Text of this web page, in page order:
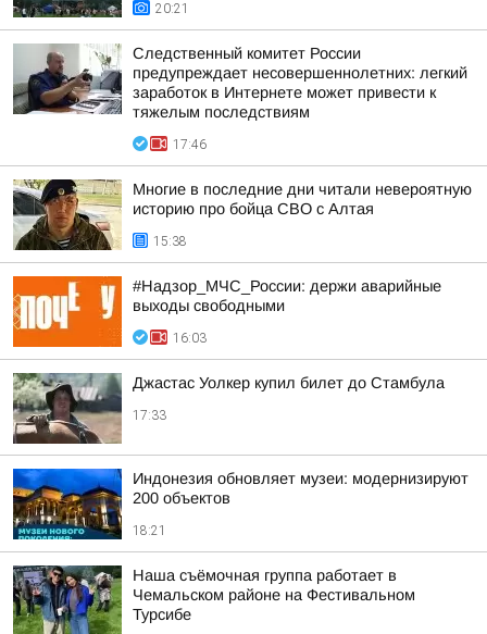
20:21
Следственный комитет России
предупреждает несовершеннолетних: легкий
заработок в Интернете может привести к
тяжелым последствиям
17:46
Многие в последние дни читали невероятную
историю про бойца СВО с Алтая
15:38
#Надзор_МЧС_России: держи аварийные
выходы свободными
16:03
Джастас Уолкер купил билет до Стамбула
17:33
Индонезия обновляет музеи: модернизируют
200 объектов
18:21
Наша съёмочная группа работает в
Чемальском районе на Фестивальном
Турсибе